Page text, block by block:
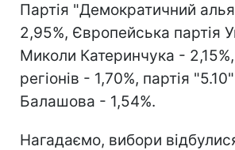
Партія "Демократичний
2,95%, Європейська партія
Миколи Катеринчука -
регіонів - 1,70%, партія
Балашова - 1,54%.
Нагадаємо, вибори